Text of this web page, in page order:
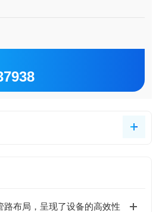
路布局，呈现了设备的高效性